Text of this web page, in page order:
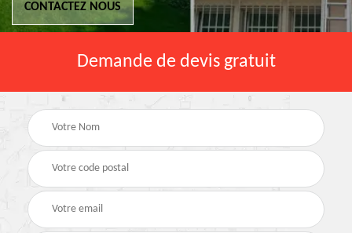
CONTACTEZ NOUS
Demande de devis gratuit